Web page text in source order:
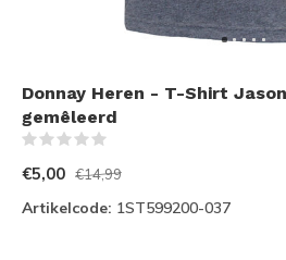
Donnay Heren - T-Shirt
gemêleerd
€5,00 €14,99
Artikelcode: 1ST599200-037